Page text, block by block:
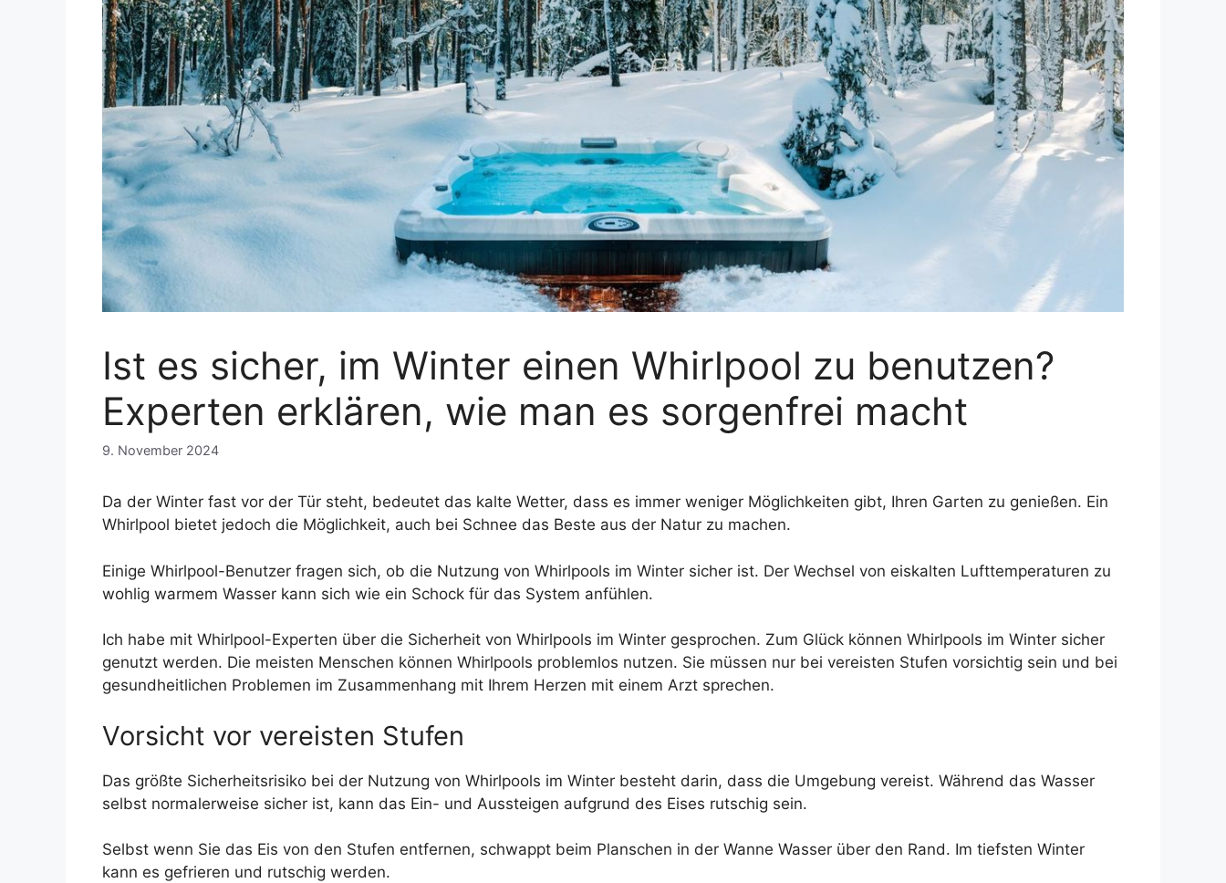
Ist es sicher, im Winter einen Whirlpool zu benutzen?
Experten erklären, wie man es sorgenfrei macht
9. November 2024
Da der Winter fast vor der Tür steht, bedeutet das kalte Wetter, dass es immer weniger Möglichkeiten gibt, Ihren Garten zu genießen. Ein
Whirlpool bietet jedoch die Möglichkeit, auch bei Schnee das Beste aus der Natur zu machen.
Einige Whirlpool-Benutzer fragen sich, ob die Nutzung von Whirlpools im Winter sicher ist. Der Wechsel von eiskalten Lufttemperaturen zu
wohlig warmem Wasser kann sich wie ein Schock für das System anfühlen.
Ich habe mit Whirlpool-Experten über die Sicherheit von Whirlpools im Winter gesprochen. Zum Glück können Whirlpools im Winter sicher
genutzt werden. Die meisten Menschen können Whirlpools problemlos nutzen. Sie müssen nur bei vereisten Stufen vorsichtig sein und bei
gesundheitlichen Problemen im Zusammenhang mit Ihrem Herzen mit einem Arzt sprechen.
Vorsicht vor vereisten Stufen
Das größte Sicherheitsrisiko bei der Nutzung von Whirlpools im Winter besteht darin, dass die Umgebung vereist. Während das Wasser
selbst normalerweise sicher ist, kann das Ein- und Aussteigen aufgrund des Eises rutschig sein.
Selbst wenn Sie das Eis von den Stufen entfernen, schwappt beim Planschen in der Wanne Wasser über den Rand. Im tiefsten Winter
kann es gefrieren und rutschig werden.